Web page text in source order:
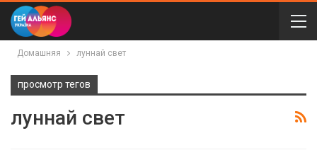
Домашняя луннай свет
просмотр тегов
луннай свет